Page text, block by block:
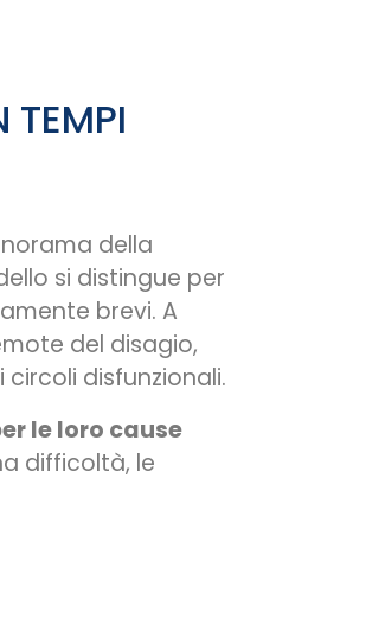
TEMPI
della
si distingue per
brevi. A
del disagio,
disfunzionali.
le loro cause
difficoltà, le